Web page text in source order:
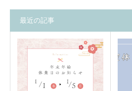
最近の記事